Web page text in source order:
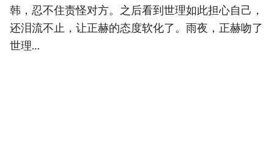
韩，忍不住责怪对方。之后看到世理如此担心自己，
还泪流不止，让正赫的态度软化了。雨夜，正赫吻了
世理…